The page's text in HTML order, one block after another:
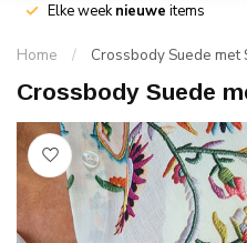
Elke weeknieuwe items
Home / Crossbody Suede met
Crossbody Suede